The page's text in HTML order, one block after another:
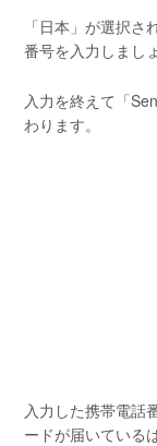
「日本」が選択
番号を入力しまし
入力を終えて「
わります。
入力した携帯電話
ードが届いている